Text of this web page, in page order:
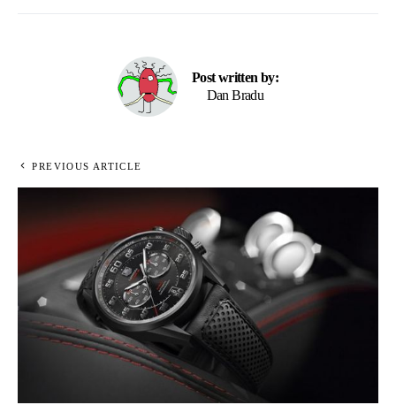
Post written by:
Dan Bradu
PREVIOUS ARTICLE